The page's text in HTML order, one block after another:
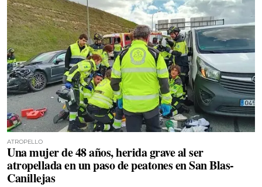
ATROPELLO
Una mujer de 48 años, herida grave al ser
atropellada en un paso de peatones en San Blas-
Canillejas